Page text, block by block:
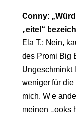
Conny:
„eitel“
Ela T.: Nein,
des Promi Big
Ungeschminkt
weniger für die
mich. Wie
meinen Looks